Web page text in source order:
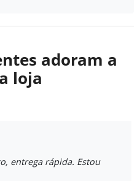
adoram a
loja
entrega rápida. Estou